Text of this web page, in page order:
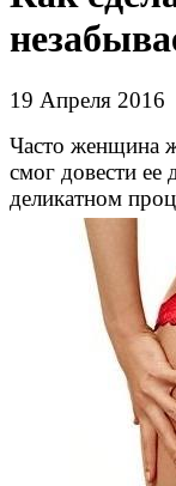
19 Апреля 2016
Часто женщина
смог довести
деликатном